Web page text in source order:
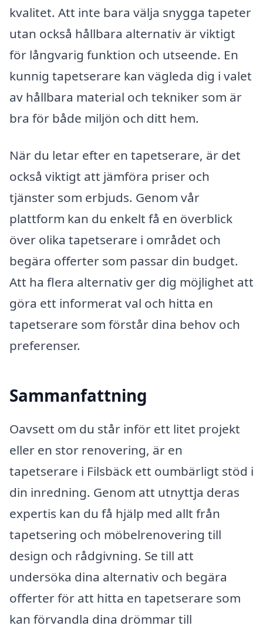
kvalitet. Att inte bara välja snygga tapeter
utan också hållbara alternativ är viktigt
för långvarig funktion och utseende. En
kunnig tapetserare kan vägleda dig i valet
av hållbara material och tekniker som är
bra för både miljön och ditt hem.
När du letar efter en tapetserare, är det
också viktigt att jämföra priser och
tjänster som erbjuds. Genom vår
plattform kan du enkelt få en överblick
över olika tapetserare i området och
begära offerter som passar din budget.
Att ha flera alternativ ger dig möjlighet att
göra ett informerat val och hitta en
tapetserare som förstår dina behov och
preferenser.
Sammanfattning
Oavsett om du står inför ett litet projekt
eller en stor renovering, är en
tapetserare i Filsbäck ett oumbärligt stöd i
din inredning. Genom att utnyttja deras
expertis kan du få hjälp med allt från
tapetsering och möbelrenovering till
design och rådgivning. Se till att
undersöka dina alternativ och begära
offerter för att hitta en tapetserare som
kan förvandla dina drömmar till